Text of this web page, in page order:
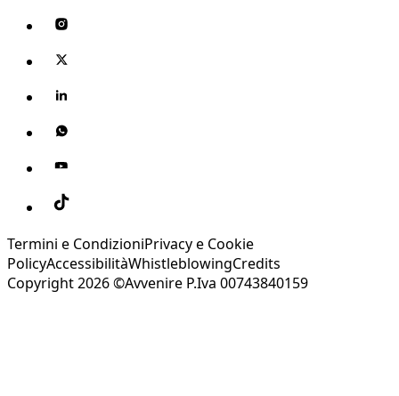
Termini e CondizioniPrivacy e Cookie
PolicyAccessibilitàWhistleblowingCredits
Copyright 2026 ©Avvenire P.Iva 00743840159